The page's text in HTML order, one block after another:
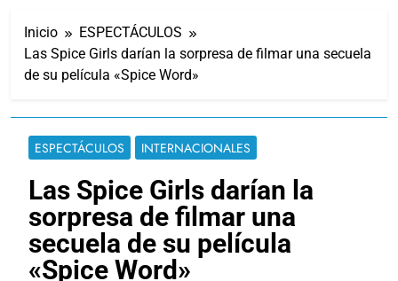
Inicio
ESPECTÁCULOS
Las Spice Girls darían la sorpresa de filmar una secuela
de su película «Spice Word»
ESPECTÁCULOS INTERNACIONALES
Las Spice Girls darían la
sorpresa de filmar una
secuela de su película
«Spice Word»